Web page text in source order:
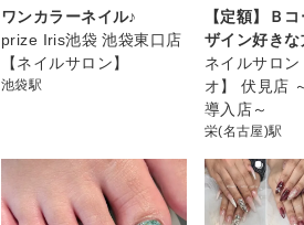
ワンカラーネイル♪
prize Iris池袋 池袋東口店
【ネイルサロン】
池袋駅
【定額】Ｂ
ザイン好きな
ネイルサロ
オ】 伏見店
導入店～
栄(名古屋)駅